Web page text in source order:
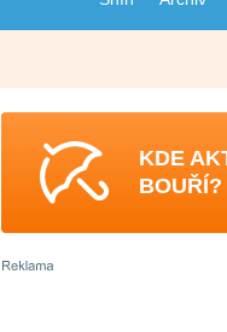
KDE
BOUŘÍ?